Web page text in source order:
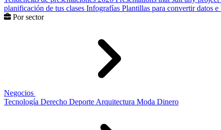
planificación de tus clases Infografías Plantillas para convertir datos
Por sector
Negocios
Tecnología Derecho Deporte Arquitectura Moda Dinero